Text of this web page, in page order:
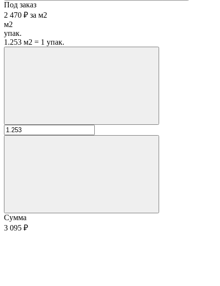
Под заказ
2 470 ₽ за м2
м2
упак.
1.253 м2 = 1 упак.
Сумма
3 095 ₽